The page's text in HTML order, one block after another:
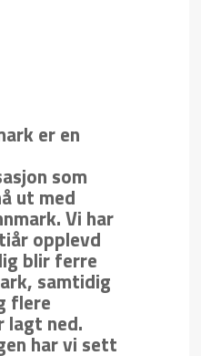
er en
som
ut med
Vi har
opplevd
blir ferre
samtidig
flere
lagt ned.
har vi sett